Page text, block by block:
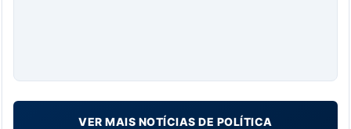
VER MAIS NOTÍCIAS DE POLÍTICA